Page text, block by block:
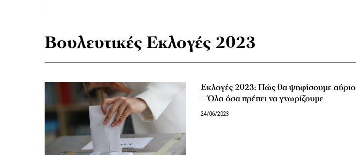
Βουλευτικές Εκλογές 2023
Εκλογές 2023: Πώς θα ψηφίσουμε αύριο
– Όλα όσα πρέπει να γνωρίζουμε
24/06/2023